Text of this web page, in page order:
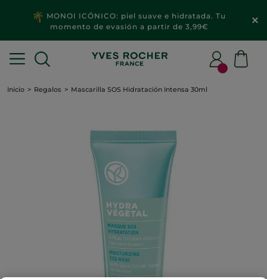
MONOI ICÓNICO: piel suave e hidratada. Tu
momento de evasión a partir de 3,99€
Inicio Regalos Mascarilla SOS Hidratación Intensa 30ml